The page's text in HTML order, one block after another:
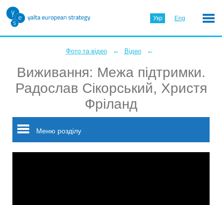
Укр Eng
Фото та відео ← Відео ←
Виживання: Межа підтримки.
Радослав Сікорський, Христя
Фріланд
Меню розділу